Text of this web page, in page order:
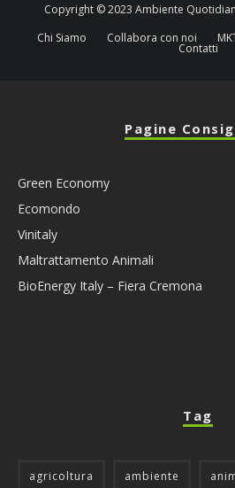
Copyright © 2023 Ambiente
Chi Siamo
Collabora con noi
Contatti
Pagine
Green Economy
Ecomondo
Vinitaly
Maltrattamento Animali
BioEnergy Italy – Fiera Cremona
Tag
agricoltura ambiente